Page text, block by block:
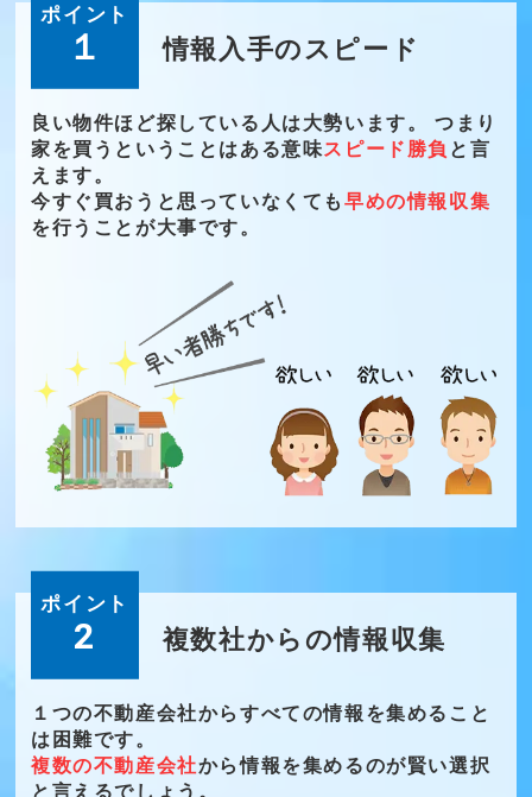
ポイント
１ 情報入手のスピード
良い物件ほど探している人は大勢います。 つまり
家を買うということはある意味スピード勝負 と言
えます。
今すぐ買おうと思っていなくても早めの情報収集
を行うことが大事です。
ポイント
2 複数社からの情報収集
１つの不動産会社からすべての情報を集めること
は困難です。
複数の不動産会社から情報を集めるのが賢い選択
と言えるでしょう。